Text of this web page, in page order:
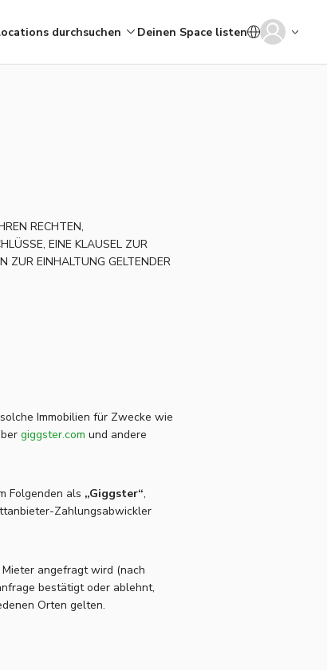
durchsuchen Deinen Space listen
RECHTEN,
EINE KLAUSEL ZUR
ZUR EINHALTUNG GELTENDER
Immobilien für Zwecke wie
giggster.com und andere
Folgenden als „Giggster“,
Zahlungsabwickler
angefragt wird (nach
bestätigt oder ablehnt,
Orten gelten.